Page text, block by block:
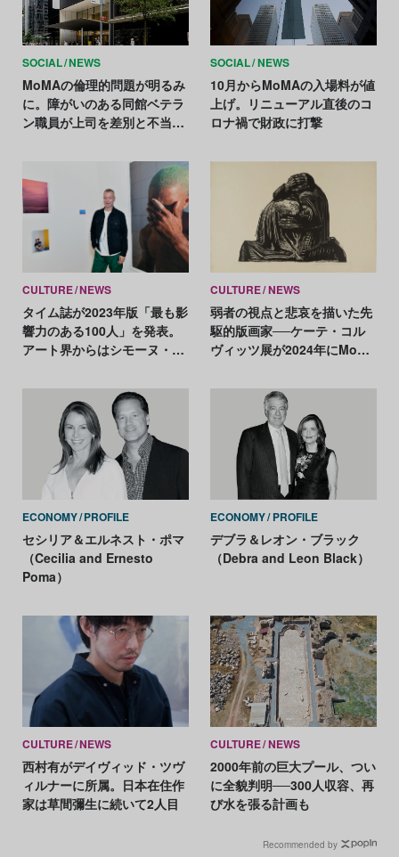
SOCIAL NEWS
MoMAの倫理的問題が明るみ
に。障がいのある同館ベテラ
ン職員が上司を差別と不当解
SOCIAL NEWS
10月からMoMAの入場料が値
上げ。リニューアル直後のコ
ロナ禍で財政に打撃
CULTURE NEWS
タイム誌が2023年版「最も影
響力のある100人」を発表。
アート界からはシモーヌ・リ
マンスらが選出
CULTURE NEWS
弱者の視点と悲哀を描いた先
駆的版画家──ケーテ・コル
ヴィッツ展が2024年にMoMA
ECONOMY PROFILE
セシリア＆エルネスト・ポマ
（Cecilia and Ernesto
Poma）
ECONOMY PROFILE
デブラ＆レオン・ブラック
（Debra and Leon Black）
CULTURE NEWS
西村有がデイヴィッド・ツヴ
ィルナーに所属。日本在住作
家は草間彌生に続いて2人目
CULTURE NEWS
2000年前の巨大プール、つい
に全貌判明──300人収容、再
び水を張る計画も
Recommended by